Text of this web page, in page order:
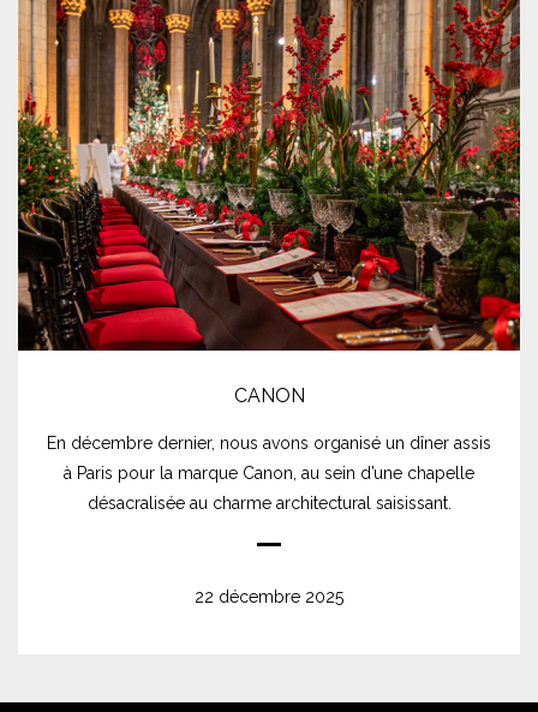
CANON
En décembre dernier, nous avons organisé un dîner assis
à Paris pour la marque Canon, au sein d’une chapelle
désacralisée au charme architectural saisissant.
22 décembre 2025